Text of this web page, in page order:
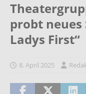
probt neues
Ladys First“
8. April 2025